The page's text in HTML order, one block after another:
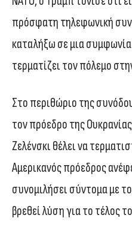
πρόσφατη τηλεφωνική
καταλήξω σε μια
τερματίζει τον πόλεμο
Στο περιθώριο της
τον πρόεδρο της
Ζελένσκι θέλει να
Αμερικανός πρόεδρος
συνομιλήσει σύντομα με
βρεθεί λύση για το τέλος